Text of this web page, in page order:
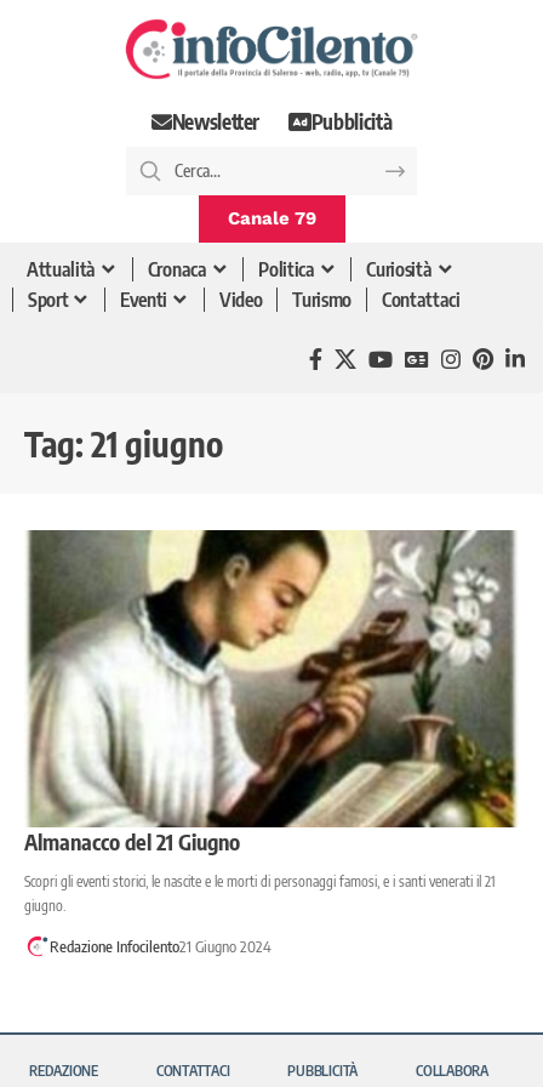
Newsletter Pubblicità
Canale 79
Attualità Cronaca Politica
Curiosità
Sport
Eventi Video Turismo Contattaci
Tag: 21 giugno
Almanacco del 21 Giugno
Scopri gli eventi storici, le nascite e le morti di personaggi famosi, e i santi venerati il 21
giugno.
Redazione Infocilento21 Giugno 2024
REDAZIONE CONTATTACI PUBBLICITÀ COLLABORA